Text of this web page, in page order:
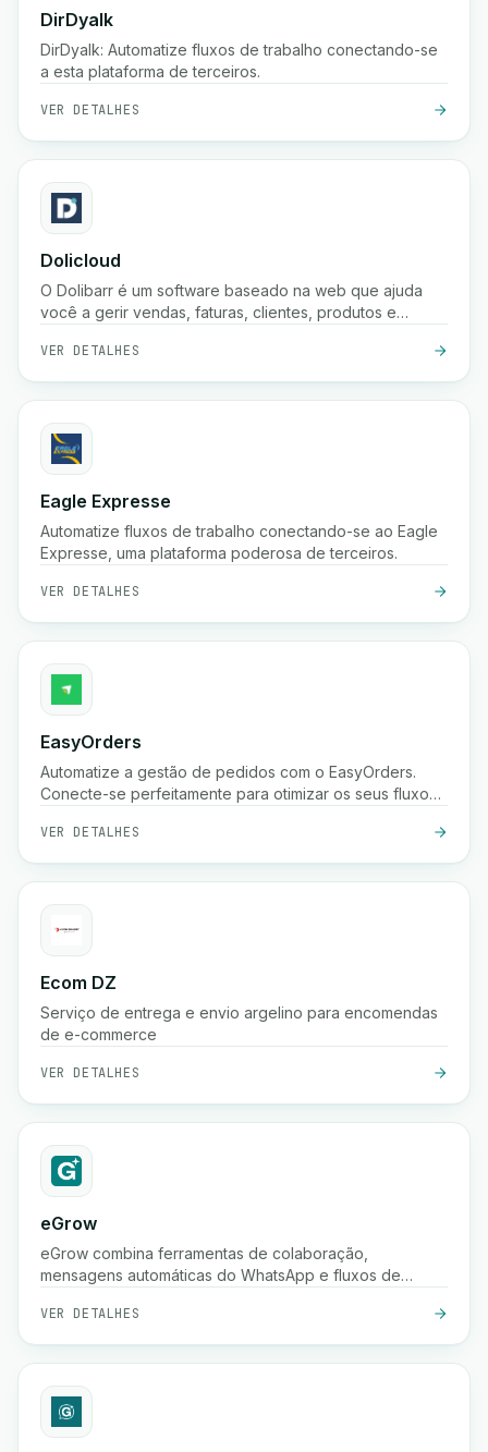
DirDyalk
DirDyalk: Automatize fluxos de trabalho conectando-se
a esta plataforma de terceiros.
VER DETALHES
Dolicloud
O Dolibarr é um software baseado na web que ajuda
você a gerir vendas, faturas, clientes, produtos e
VER DETALHES
Eagle Expresse
Automatize fluxos de trabalho conectando-se ao Eagle
Expresse, uma plataforma poderosa de terceiros.
VER DETALHES
EasyOrders
Automatize a gestão de pedidos com o EasyOrders.
Conecte-se perfeitamente para otimizar os seus fluxos
VER DETALHES
Ecom DZ
Serviço de entrega e envio argelino para encomendas
de e-commerce
VER DETALHES
eGrow
eGrow combina ferramentas de colaboração,
mensagens automáticas do WhatsApp e fluxos de
ajudando empresas de comércio eletrônico a crescer,
envolver clientes e gerir operações de forma contínua.
VER DETALHES